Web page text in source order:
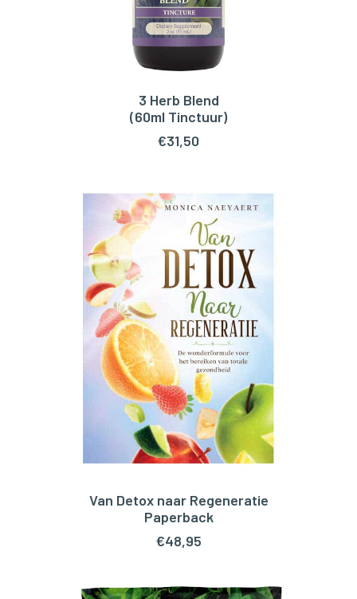
TOEVOEGEN AAN WINKELWAGEN
3 Herb Blend
(60ml Tinctuur)
€31,50
TOEVOEGEN AAN WINKELWAGEN
Van Detox naar Regeneratie
Paperback
€48,95